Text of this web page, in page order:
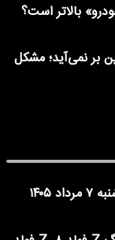
بالاتر است؟
بر نمی‌آید؛ مشکل
فوری | ادارات تهران فردا چهارشنبه ۷ مرداد ۱۴۰۵